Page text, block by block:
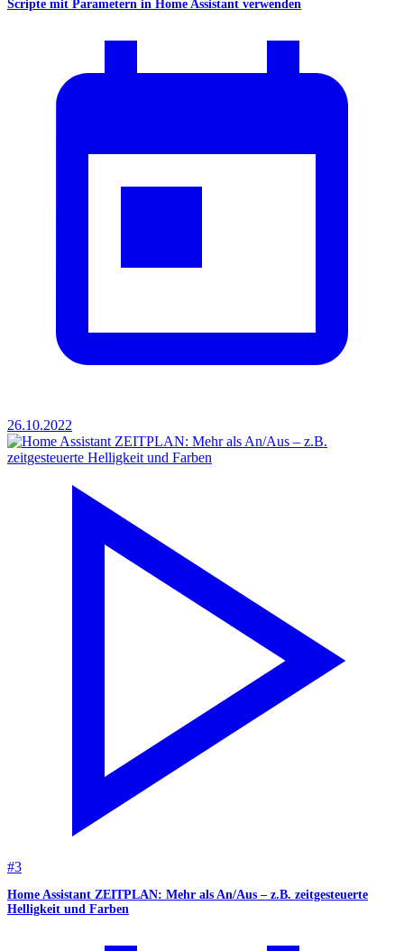
Scripte mit Parametern in Home Assistant verwenden
26.10.2022
#3
Home Assistant ZEITPLAN: Mehr als An/Aus – z.B. zeitgesteuerte
Helligkeit und Farben